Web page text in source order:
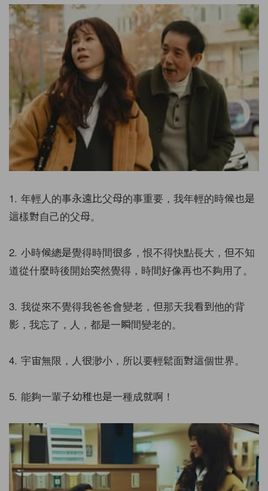
1. 年輕人的事永遠比父母的事重要，我年輕的時候也是
這樣對自己的父母。
2. 小時候總是覺得時間很多，恨不得快點長大，但不知
道從什麼時後開始突然覺得，時間好像再也不夠用了。
3. 我從來不覺得我爸爸會變老，但那天我看到他的背
影，我忘了，人，都是一瞬間變老的。
4. 宇宙無限，人很渺小，所以要輕鬆面對這個世界。
5. 能夠一輩子幼稚也是一種成就啊！